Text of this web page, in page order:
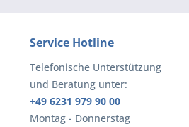
Service Hotline
Telefonische Unterstützung
und Beratung unter:
+49 6231 979 90 00
Montag - Donnerstag